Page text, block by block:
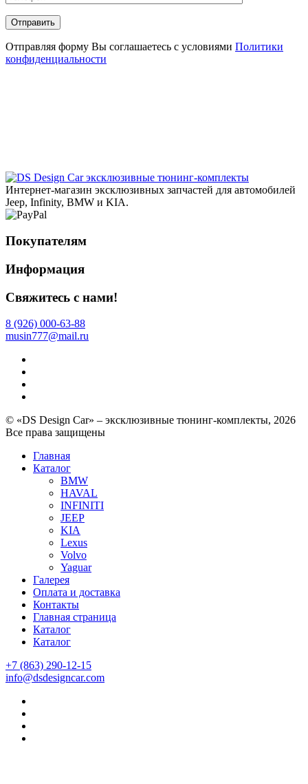
Отправляя форму Вы соглашаетесь с условиями Политики
конфиденциальности
эксклюзивные тюнинг-комплекты
Интернет-магазин эксклюзивных запчастей для автомобилей
Jeep, Infinity, BMW и KIA.
Покупателям
Информация
Свяжитесь с нами!
8 (926) 000-63-88
musin777@mail.ru
© «DS Design Car» – эксклюзивные тюнинг-комплекты, 2026
Все права защищены
Главная
Каталог
BMW
HAVAL
INFINITI
JEEP
KIA
Lexus
Volvo
Yaguar
Галерея
Оплата и доставка
Контакты
Главная страница
Каталог
Каталог
+7 (863) 290-12-15
info@dsdesigncar.com